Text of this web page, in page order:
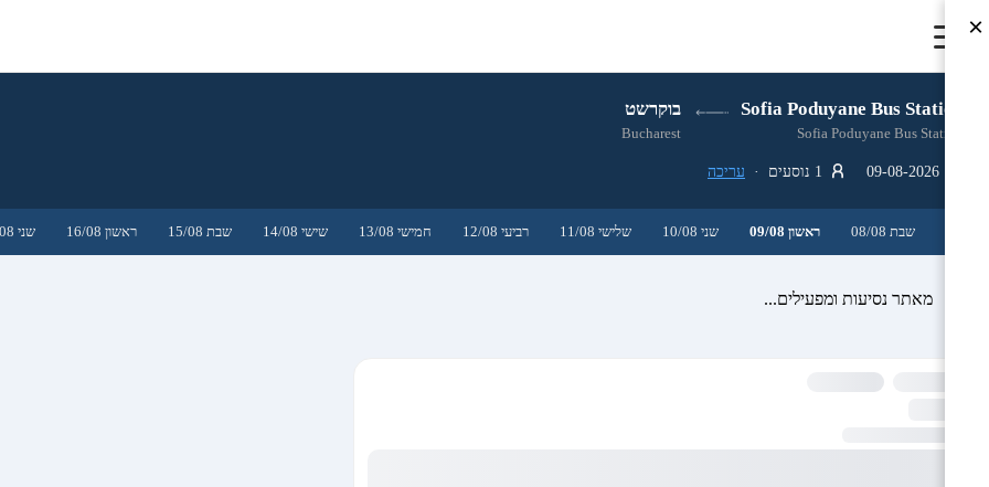
Sofia Poduyane Bus Station בוקרשט
Sofia Poduyane Bus Station
Bucharest
עריכה
שבת 08/08 ראשון 09/08 שני 10/08 שלישי 11/08 רביעי 12/08 חמישי 13/08 שישי 14/08 שבת 15/08 ראשון 16/08 שני 17/08
מאתר נסיעות ומפעילים...
×